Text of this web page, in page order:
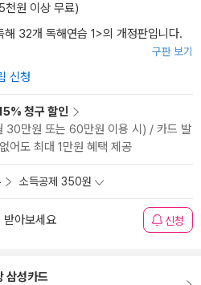
천원 이상 무료)
해 32개 독해연습 1>의 개정판입니다.
구판 보기
신청
청구 할인
30만원 또는 60만원 이용 시) / 카드 발
어도 최대 1만원 혜택 제공
소득공제 350원
받아보세요 신청
삼성카드